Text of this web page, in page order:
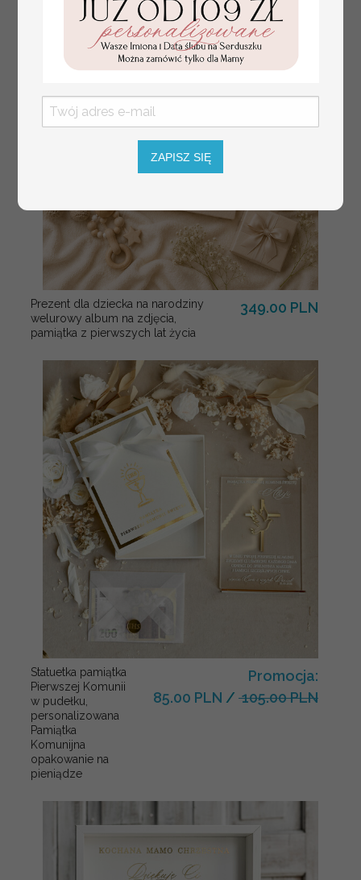
Prezent dla dziecka na narodziny
welurowy album na zdjęcia,
pamiątka z pierwszych lat życia
349.00 PLN
Statuetka pamiątka
Pierwszej Komunii
w pudełku,
personalizowana
Pamiątka
Komunijna
opakowanie na
pieniądze
Promocja:
85.00 PLN / 105.00 PLN
ZAPISZ SIĘ